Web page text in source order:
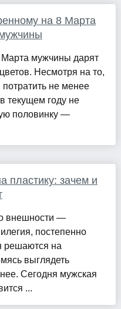
на 8 Марта
мужчины дарят
Несмотря на то,
потратить не менее
текущем году не
половинку —
пластику: зачем и
о внешности —
постепенно
решаются на
выглядеть
Сегодня мужская
...